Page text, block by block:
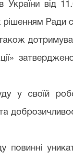
України
Ради
також
у своїй
повинні